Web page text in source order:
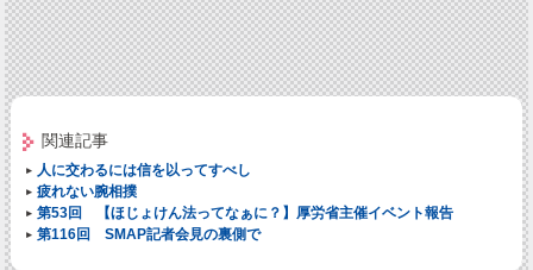
関連記事
人に交わるには信を以ってすべし
疲れない腕相撲
第53回 【ほじょけん法ってなぁに？】厚労省主催イベント報告
第116回 SMAP記者会見の裏側で